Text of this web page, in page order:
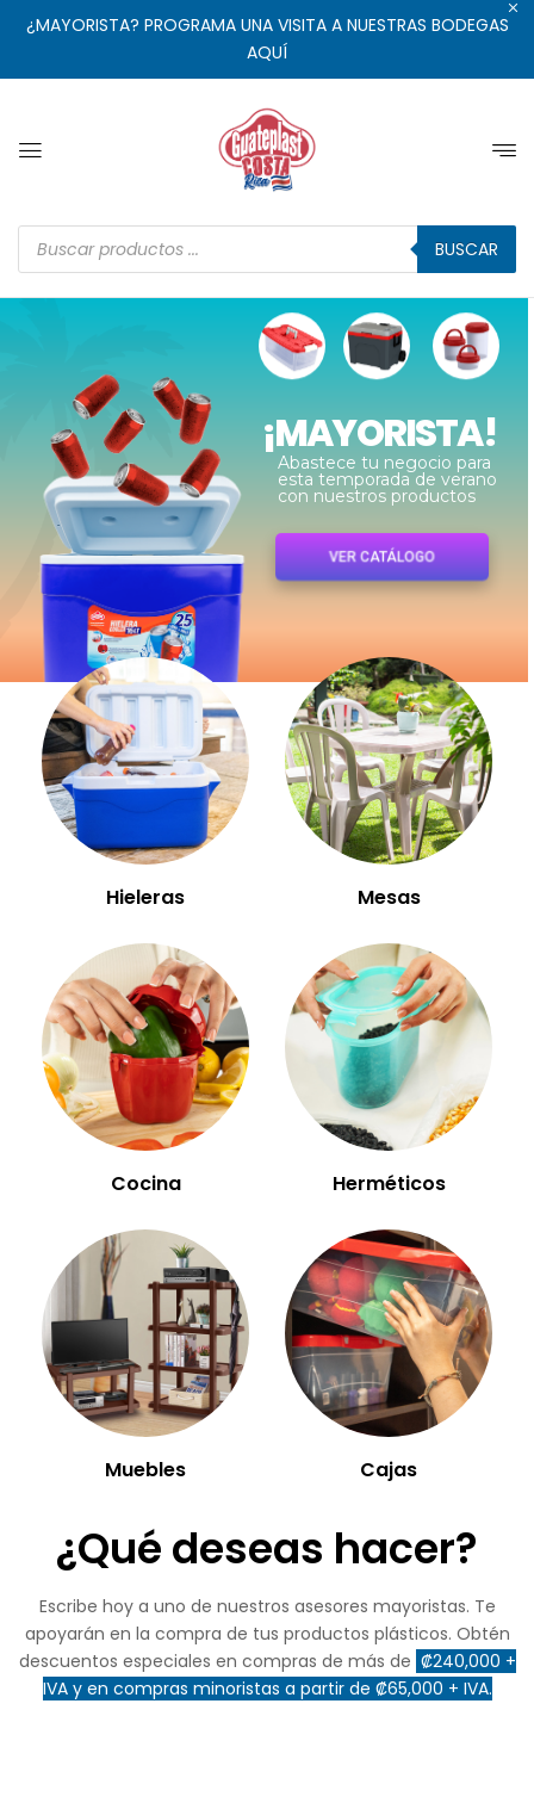
¿MAYORISTA? PROGRAMA UNA VISITA A NUESTRAS BODEGAS
AQUÍ
BUSCAR
VER CATÁLOGO
¡MAYORISTA!
Abastece tu negocio para
esta temporada de verano
con nuestros productos
Hieleras Mesas
Cocina Herméticos
Muebles Cajas
¿Qué deseas hacer?
Escribe hoy a uno de nuestros asesores mayoristas. Te
apoyarán en la compra de tus productos plásticos. Obtén
descuentos especiales en compras de más de ₡240,000 +
IVA y en compras minoristas a partir de ₡65,000 + IVA.